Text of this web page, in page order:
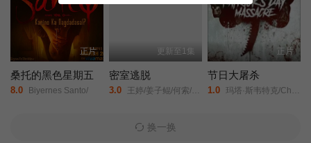
正片
桑托的黑色星期五
8.0 Biyernes Santo/
更新至1集
密室逃脱
3.0 王婷/姜子鲲/何索/祁圣翰/张珊珊/
正片
节日大屠杀
1.0 玛塔·斯韦特克/Charlie/Bond/
换一换